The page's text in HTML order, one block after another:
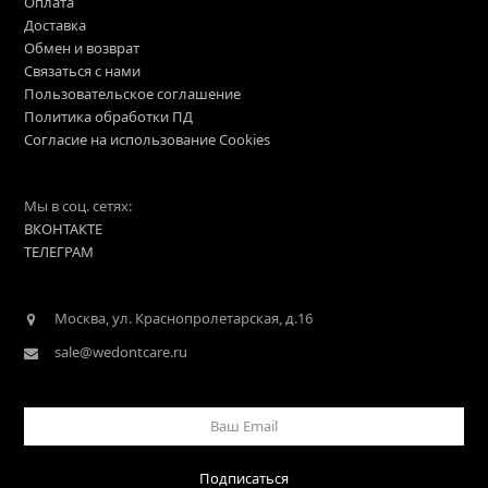
Доставка
Обмен и возврат
Связаться с нами
Пользовательское соглашение
Политика обработки ПД
Согласие на использование Cookies
Мы в соц. сетях:
ВКОНТАКТЕ
ТЕЛЕГРАМ
Москва, ул. Краснопролетарская, д.16
sale@wedontcare.ru
Email
Подписаться